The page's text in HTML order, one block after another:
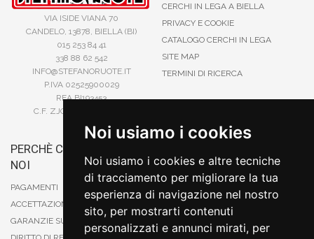
Noi usiamo i cookies
Noi usiamo i cookies e altre tecniche
di tracciamento per migliorare la tua
esperienza di navigazione nel nostro
sito, per mostrarti contenuti
personalizzati e annunci mirati, per
VIA ISIDE VIANA 70
CANDELO, 13878, BIELLA (BI)
015 253 84 41
338 88 62 542
INFO@STEFANORUOTE.IT
P.IVA 02525900029
REA BI193453
C.F. ZJOSFN73H14A859X
CERCHI IN LEGA A BIELLA
PRIVACY E COOKIE
CATALOGO CERCHI IN LEGA
SITE MAP
TERMINI DI RICERCA
PERCHÈ COMPRARE DA
NOI
PAGAMENTI
ACCETTAZIONE DEGLI ORDINI
GARANZIE SUI PRODOTTI
CARTA DI CREDITO
PAYPAL
CONTRASSEGNO
POSTEPAY